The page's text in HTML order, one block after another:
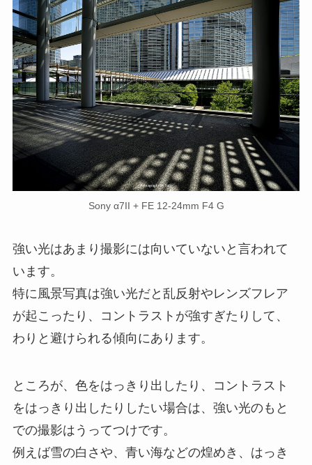
Sony α7II + FE 12-24mm F4 G
強い光はあまり撮影には向いていないと言われて
います。
特に風景写真は強い光だと乱反射やレンズフレア
が起こったり、コントラストが強すぎたりして、
わりと避けられる傾向にあります。
ところが、色をはっきり出したり、コントラスト
をはっきり出したりしたい場合は、強い光のもと
での撮影はうってつけです。
例えば雪の白さや、青い海などの煌めき、はっき